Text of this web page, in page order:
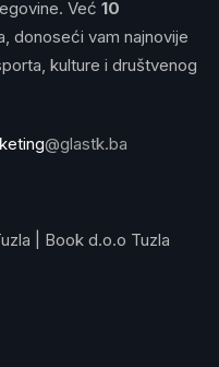
Već 10
donoseći vam najnovije
kulture i društvenog
@glastk.ba
| Book d.o.o Tuzla